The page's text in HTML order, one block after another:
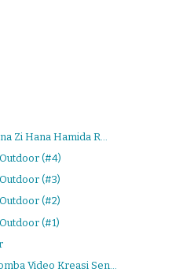
Zi Hana Hamida R...
(#4)
(#3)
(#2)
(#1)
Video Kreasi Sen...